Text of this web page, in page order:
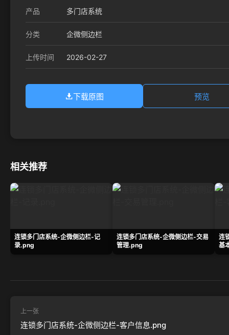
产品 多门店系统
分类 企微侧边栏
上传时间 2026-02-27
下载原图 预览
相关推荐
连锁多门店系统-企微侧边栏-记
录.png
连锁多门店系统-企微侧边栏-交易
管理.png
连
基
上一张
连锁多门店系统-企微侧边栏-客户信息.png